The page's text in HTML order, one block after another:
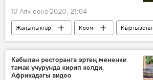
13 Аяк оона 2020, 21:04
Жаңылыктар Коом
Кыргызстан
аба ырайы
Кабылан ресторанга эртең мененки
тамак учурунда кирип келди.
Африкадагы видео